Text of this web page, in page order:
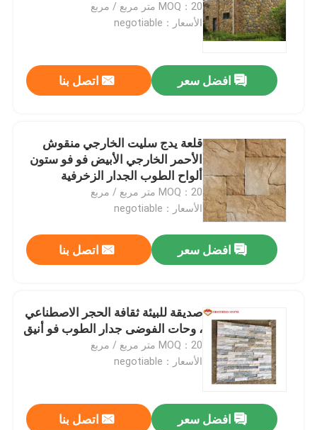
MOQ：20 متر مربع / مربع
الأسعار：negotiable
افضل سعر اتصل بنا
قلعة يدج سليت الخارجي منقوش
الأحمر الخارجي الأبيض فو فو ستون
ألواح الطوب الجدار الزخرفية
MOQ：20 متر مربع / مربع
الأسعار：negotiable
افضل سعر اتصل بنا
صديقة للبيئة ثقافة الحجر الاصطناعي
، وحات الفوضى جدار الطوب فو أنيق
MOQ：20 متر مربع / مربع
الأسعار：negotiable
افضل سعر اتصل بنا